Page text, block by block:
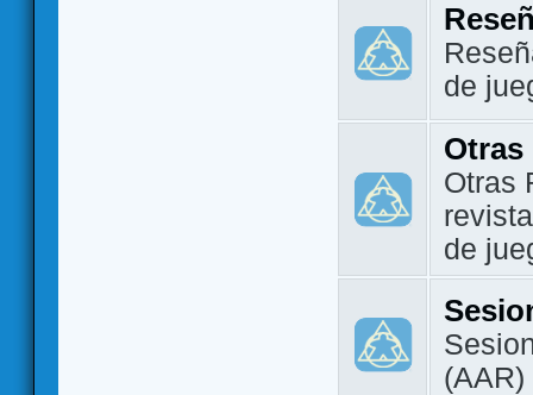
de
Otras
Otras
de
(AAR)